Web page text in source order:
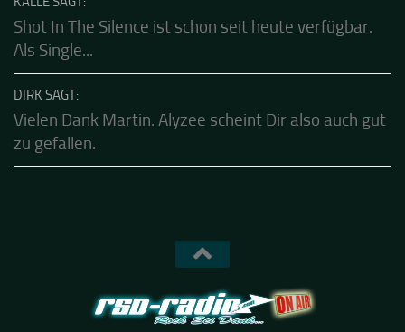
Hear-List!!!
KALLE SAGT:
Als Single...
DIRK SAGT: